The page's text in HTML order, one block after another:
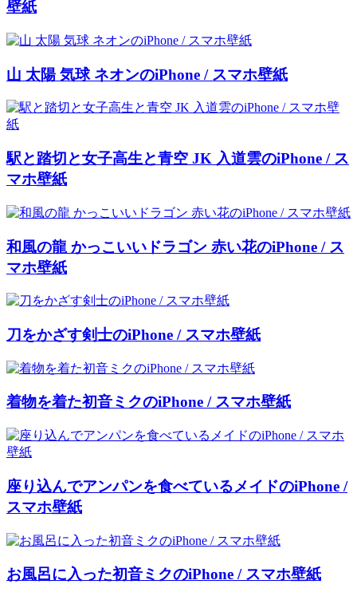
壁紙
山 太陽 気球 ネオンのiPhone / スマホ壁紙
駅と踏切と女子高生と青空 JK 入道雲のiPhone / ス
マホ壁紙
和風の龍 かっこいいドラゴン 赤い花のiPhone / ス
マホ壁紙
刀をかざす剣士のiPhone / スマホ壁紙
着物を着た初音ミクのiPhone / スマホ壁紙
座り込んでアンパンを食べているメイドのiPhone /
スマホ壁紙
お風呂に入った初音ミクのiPhone / スマホ壁紙